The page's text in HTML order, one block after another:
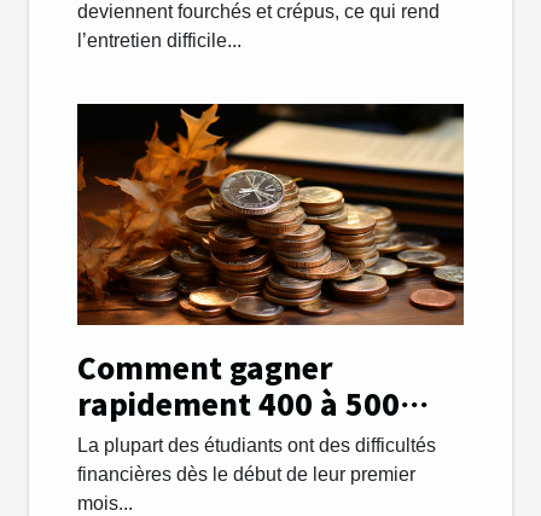
deviennent fourchés et crépus, ce qui rend
l’entretien difficile...
Comment gagner
rapidement 400 à 500
euros par mois afin de
payer ses études ?
La plupart des étudiants ont des difficultés
financières dès le début de leur premier
mois...